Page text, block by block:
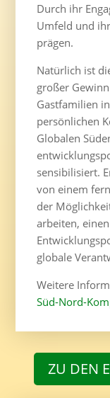
Durch ihr
Umfeld und
prägen.
Natürlich ist
großer
Gastfamilien
persönlichen
Globalen
sensibilisiert.
von einem
der
arbeiten,
globale
Weitere
Süd-Nord-
ZU DEN